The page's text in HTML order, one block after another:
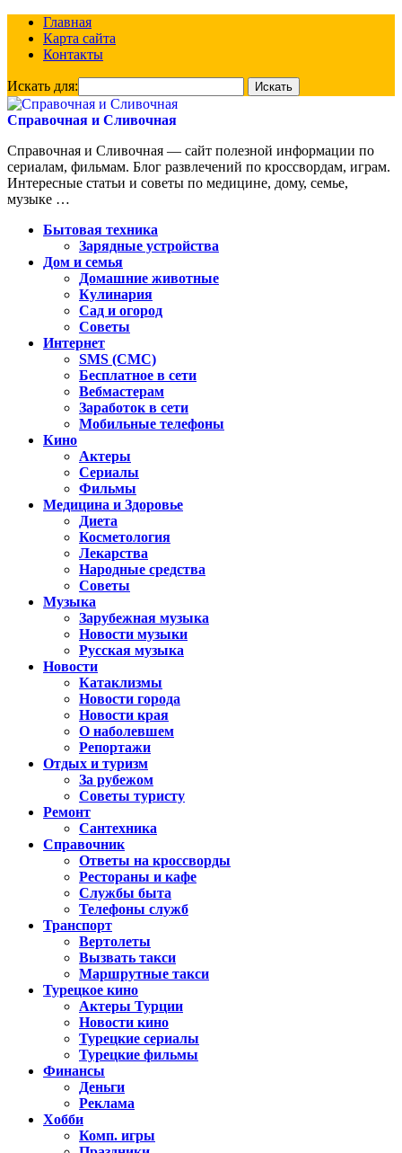
Главная
Карта сайта
Контакты
Искать для:
Справочная и Сливочная
Справочная и Сливочная — сайт полезной информации по
сериалам, фильмам. Блог развлечений по кроссвордам, играм.
Интересные статьи и советы по медицине, дому, семье,
музыке …
Бытовая техника
Зарядные устройства
Дом и семья
Домашние животные
Кулинария
Сад и огород
Советы
Интернет
SMS (СМС)
Бесплатное в сети
Вебмастерам
Заработок в сети
Мобильные телефоны
Кино
Актеры
Сериалы
Фильмы
Медицина и Здоровье
Диета
Косметология
Лекарства
Народные средства
Советы
Музыка
Зарубежная музыка
Новости музыки
Русская музыка
Новости
Катаклизмы
Новости города
Новости края
О наболевшем
Репортажи
Отдых и туризм
За рубежом
Советы туристу
Ремонт
Сантехника
Справочник
Ответы на кроссворды
Рестораны и кафе
Службы быта
Телефоны служб
Транспорт
Вертолеты
Вызвать такси
Маршрутные такси
Турецкое кино
Актеры Турции
Новости кино
Турецкие сериалы
Турецкие фильмы
Финансы
Деньги
Реклама
Хобби
Комп. игры